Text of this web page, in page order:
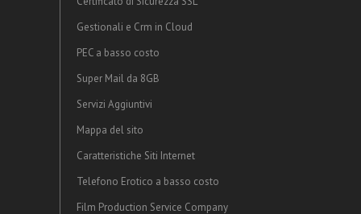
Gestionali e Crm in Cloud
PEC a basso costo
Super Mail da 8GB
Servizi Aggiuntivi
Mappa del sito
Caratteristiche Siti Internet
Telefono Erotico a basso costo
Film Production Service Company